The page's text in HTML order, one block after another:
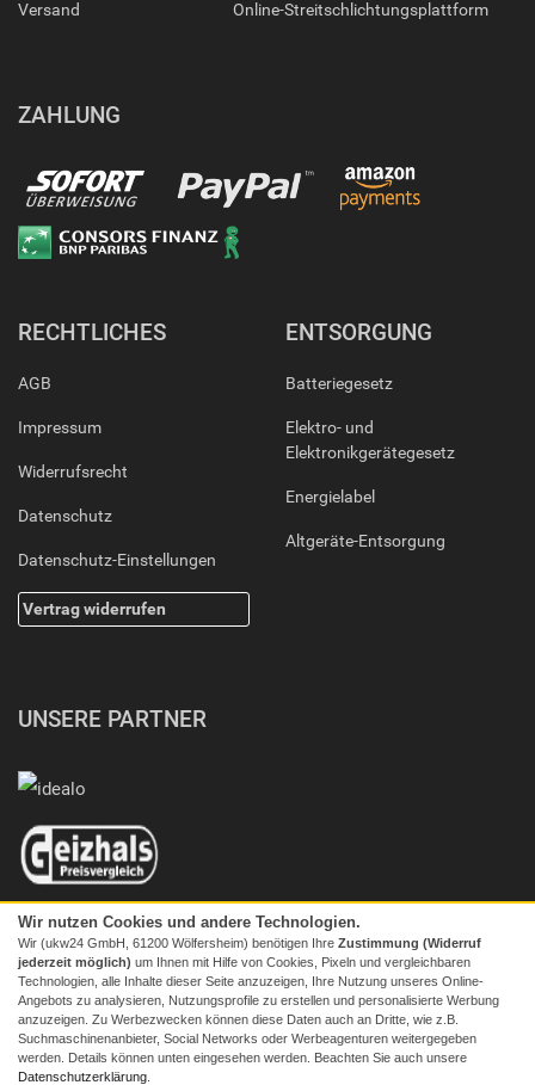
Versand Online-Streitschlichtungsplattform
ZAHLUNG
RECHTLICHES
AGB
Impressum
Widerrufsrecht
Datenschutz
Datenschutz-Einstellungen
Vertrag widerrufen
ENTSORGUNG
Batteriegesetz
Elektro- und
Elektronikgerätegesetz
Energielabel
Altgeräte-Entsorgung
UNSERE PARTNER
Wir nutzen Cookies und andere Technologien.
Wir (ukw24 GmbH, 61200 Wölfersheim) benötigen Ihre Zustimmung (Widerruf
jederzeit möglich) um Ihnen mit Hilfe von Cookies, Pixeln und vergleichbaren
Technologien, alle Inhalte dieser Seite anzuzeigen, Ihre Nutzung unseres Online-
Angebots zu analysieren, Nutzungsprofile zu erstellen und personalisierte Werbung
anzuzeigen. Zu Werbezwecken können diese Daten auch an Dritte, wie z.B.
Suchmaschinenanbieter, Social Networks oder Werbeagenturen weitergegeben
werden. Details können unten eingesehen werden. Beachten Sie auch unsere
Datenschutzerklärung